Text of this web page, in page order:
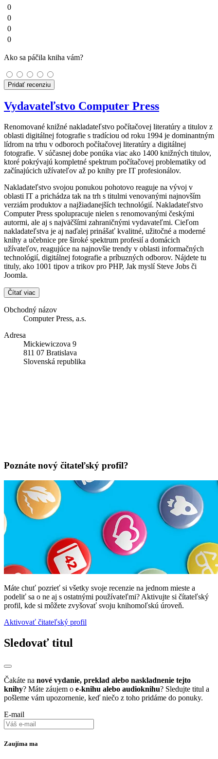
0
0
0
0
Ako sa páčila kniha vám?
Pridať recenziu
Vydavateľstvo Computer Press
Renomované knižné nakladateľstvo počítačovej literatúry a titulov z
oblasti digitálnej fotografie s tradíciou od roku 1994 je dominantným
lídrom na trhu v odboroch počítačovej literatúry a digitálnej
fotografie. V súčasnej dobe ponúka viac ako 1400 knižných titulov,
ktoré pokrývajú kompletné spektrum počítačovej problematiky od
začínajúcich užívateľov až po knihy pre IT profesionálov.
Nakladateľstvo svojou ponukou pohotovo reaguje na vývoj v
oblasti IT a prichádza tak na trh s titulmi venovanými najnovším
verziám produktov a najžiadanejších technológií. Nakladateľstvo
Computer Press spolupracuje nielen s renomovanými českými
autormi, ale aj s najväčšími zahraničnými vydavateľmi. Cieľom
nakladateľstva je aj naďalej prinášať kvalitné, užitočné a moderné
knihy a učebnice pre široké spektrum profesií a domácich
užívateľov, reagujúce na najnovšie trendy v oblasti informačných
technológií, digitálnej fotografie a príbuzných odborov. Nájdete tu
tituly, ako 1001 tipov a trikov pro PHP, Jak myslí Steve Jobs či
Joomla.
Čítať viac
Obchodný názov
Computer Press, a.s.
Adresa
Mickiewiczova 9
811 07 Bratislava
Slovenská republika
Poznáte nový čitateľský profil?
Máte chuť pozrieť si všetky svoje recenzie na jednom mieste a
podeliť sa o ne aj s ostatnými používateľmi? Aktivujte si čítateľský
profil, kde si môžete zvyšovať svoju knihomoľskú úroveň.
Aktivovať čitateľský profil
Sledovať titul
Čakáte na nové vydanie, preklad alebo naskladnenie tejto
knihy? Máte záujem o e-knihu alebo audioknihu? Sledujte titul a
pošleme vám upozornenie, keď niečo z toho pridáme do ponuky.
E-mail
Zaujíma ma